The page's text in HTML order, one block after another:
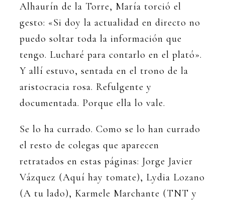
Alhaurín de la Torre, María torció el
gesto: «Si doy la actualidad en directo no
puedo soltar toda la información que
tengo. Lucharé para contarlo en el plató».
Y allí estuvo, sentada en el trono de la
aristocracia rosa. Refulgente y
documentada. Porque ella lo vale.
Se lo ha currado. Como se lo han currado
el resto de colegas que aparecen
retratados en estas páginas: Jorge Javier
Vázquez (Aquí hay tomate), Lydia Lozano
(A tu lado), Karmele Marchante (TNT y